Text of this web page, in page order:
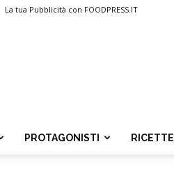
La tua Pubblicità con FOODPRESS.IT
PROTAGONISTI RICETTE